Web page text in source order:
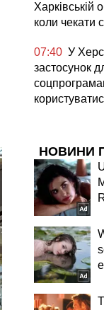
Харківській
коли чекати
07:40 У
застосунок
НОВИНИ